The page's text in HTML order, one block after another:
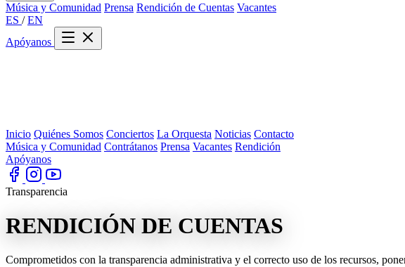
Música y Comunidad Prensa Rendición de Cuentas Vacantes
ES / EN
Apóyanos
Inicio Quiénes Somos Conciertos La Orquesta Noticias Contacto
Música y Comunidad Contrátanos Prensa Vacantes Rendición
Apóyanos
Transparencia
RENDICIÓN DE CUENTAS
Comprometidos con la transparencia administrativa y el correcto uso de los recursos,